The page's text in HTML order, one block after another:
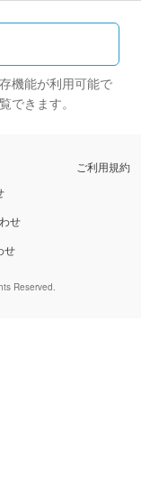
機能が利用可能で
できます。
ご利用規約
せ
せ
Reserved.